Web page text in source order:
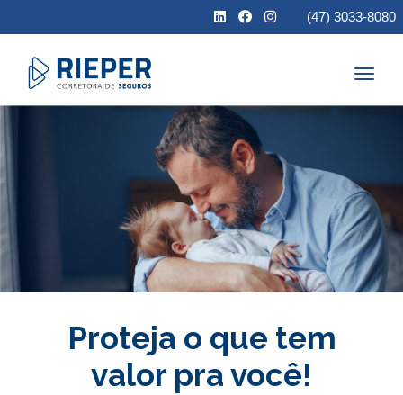
(47) 3033-8080
Proteja o que tem
valor pra você!